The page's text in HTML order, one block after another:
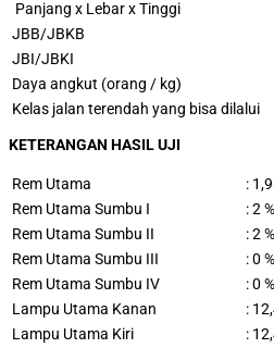
Panjang x Lebar x Tinggi
JBB/JBKB
JBI/JBKI
Daya angkut (orang / kg)
Kelas jalan terendah yang bisa dilalui
KETERANGAN HASIL UJI
Rem Utama :
Rem Utama Sumbu I
: 2 %
Rem Utama Sumbu II
: 2 %
Rem Utama Sumbu III
: 0 %
Rem Utama Sumbu IV
: 0 %
Lampu Utama Kanan
:
Lampu Utama Kiri
: